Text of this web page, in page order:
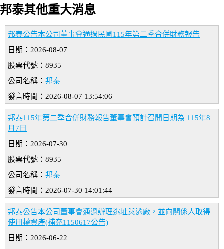
邦泰其他重大消息
邦泰公告本公司董事會通過民國115年第二季合併財務報告
日期：2026-08-07
股票代號：8935
公司名稱： 邦泰
發言時間：2026-08-07 13:54:06
邦泰115年第二季合併財務報告董事會預計召開日期為 115年8
月7日
日期：2026-07-30
股票代號：8935
公司名稱： 邦泰
發言時間：2026-07-30 14:01:44
邦泰公告本公司董事會通過辦理遷址與遷廠，並向關係人取得
使用權資產(補充1150617公告)
日期：2026-06-22